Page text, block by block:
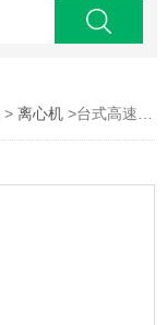
>离心机 >台式高速冷冻离心机